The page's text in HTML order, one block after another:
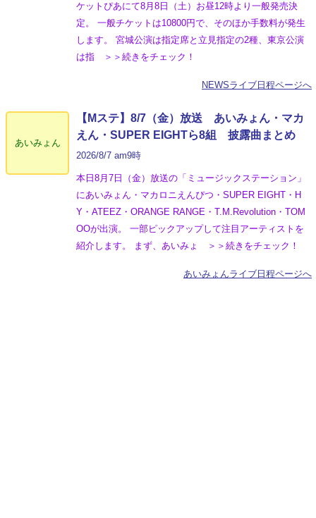
ケットぴあにて8月8日（土）お昼12時より一般発売決
定。 一般チケットは10800円で、そのほか手数料が発生
します。 宮城公演は指定席と立見指定の2種、東京公演
は指 ＞＞続きをチェック！
NEWSライブ日程ページへ
あいみょん
【Mステ】8/7（金）放送 あいみょん・マカ
えん・SUPER EIGHTら8組 披露曲まとめ
2026/8/7 am9時
本日8月7日（金）放送の「ミュージックステーション」
にあいみょん・マカロニえんぴつ・SUPER EIGHT・H
Y・ATEEZ・ORANGE RANGE・T.M.Revolution・TOM
OOが出演。 一部ピックアップして注目アーティストを
紹介します。 まず、あいみょ ＞＞続きをチェック！
あいみょんライブ日程ページへ